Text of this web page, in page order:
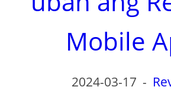
Mobile
2024-03-17 -